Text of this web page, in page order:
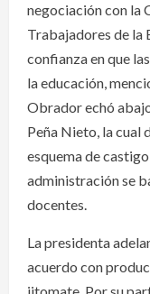
negociación con la
Trabajadores de la
confianza en que
la educación,
Obrador echó
Peña Nieto, la cual
esquema de
administración se
docentes.
La presidenta
acuerdo con